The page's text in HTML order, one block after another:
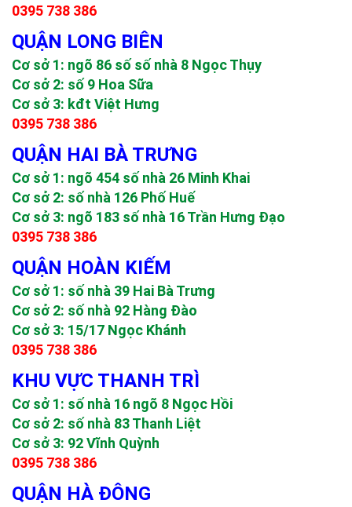
0395 738 386
QUẬN LONG BIÊN
Cơ sở 1: ngõ 86 số số nhà 8 Ngọc Thụy
Cơ sở 2: số 9 Hoa Sữa
Cơ sở 3: kđt Việt Hưng
0395 738 386
QUẬN HAI BÀ TRƯNG
Cơ sở 1: ngõ 454 số nhà 26 Minh Khai
Cơ sở 2: số nhà 126 Phố Huế
Cơ sở 3: ngõ 183 số nhà 16 Trần Hưng Đạo
0395 738 386
QUẬN HOÀN KIẾM
Cơ sở 1: số nhà 39 Hai Bà Trưng
Cơ sở 2: số nhà 92 Hàng Đào
Cơ sở 3: 15/17 Ngọc Khánh
0395 738 386
KHU VỰC THANH TRÌ
Cơ sở 1: số nhà 16 ngõ 8 Ngọc Hồi
Cơ sở 2: số nhà 83 Thanh Liệt
Cơ sở 3: 92 Vĩnh Quỳnh
0395 738 386
QUẬN HÀ ĐÔNG